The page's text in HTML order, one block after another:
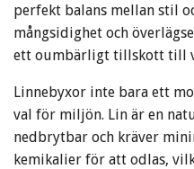
perfekt balans mellan stil
mångsidighet och
ett oumbärligt tillskott till
Linnebyxor inte bara ett
val för miljön. Lin är en
nedbrytbar och kräver
kemikalier för att odlas,